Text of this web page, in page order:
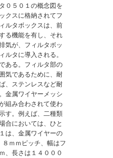
０５０１の概念図を
クスに格納されてフ
ルタボックスは、前
る機能を有し、それ
気が、フィルタボッ
ルタに導入される。
ある。フィルタ部の
気であるために、耐
、ステンレスなど耐
金属ワイヤーメッシ
組み合わされて使わ
す。例えば、二種類
合においては、ひと
は、金属ワイヤーの
ｍｍピッチ、幅はフ
、長さは１４０００